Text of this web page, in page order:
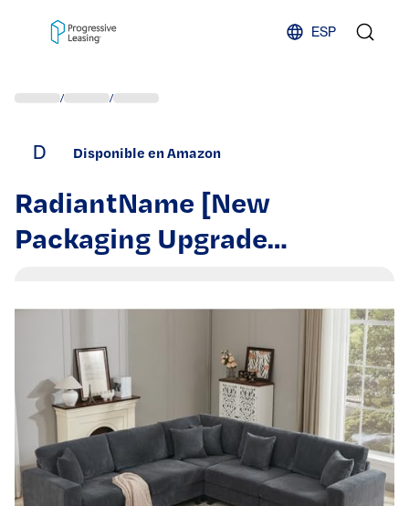
ESP
/ /
D Disponible en Amazon
RadiantName [New
Packaging Upgrade
Sectional Sofa Set, L
Shaped
Seat,5 Seat,5 Throw Pillow
and 6 Back Cushion,Living
Room, Apartment, Gray